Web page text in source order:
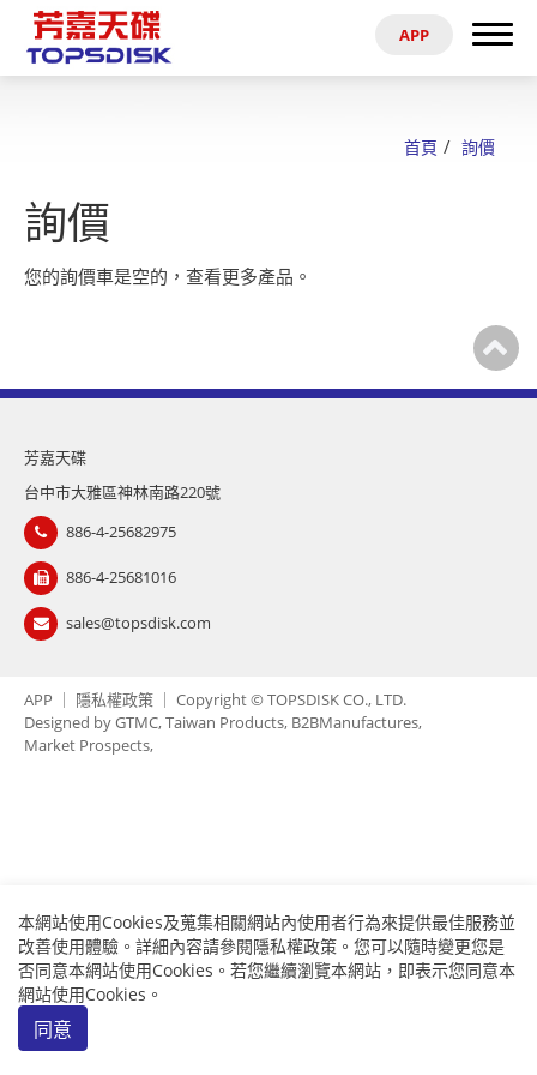
APP
首頁 詢價
詢價
您的詢價車是空的， 查看更多產品 。
芳嘉天碟
台中市大雅區神林南路220號
886-4-25682975
886-4-25681016
sales@topsdisk.com
APP ｜ 隱私權政策 ｜ Copyright © TOPSDISK CO., LTD.
Designed byGTMC Taiwan Products B2BManufactures
Market Prospects
搜尋
產品
代理商
繁體中文
本網站使用Cookies及蒐集相關網站內使用者行為來提供最佳服務並
改善使用體驗。詳細內容請參閱隱私權政策 。您可以隨時變更您是
否同意本網站使用Cookies。若您繼續瀏覽本網站，即表示您同意本
網站使用Cookies。
同意